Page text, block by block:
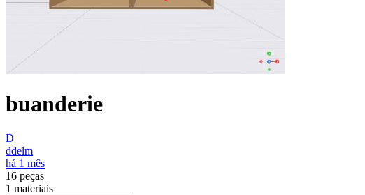
buanderie
D
ddelm
há 1 mês
16 peças
1 materiais